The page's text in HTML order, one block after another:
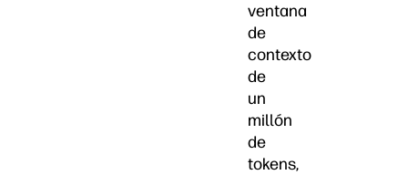
ventana
de
contexto
de
un
millón
de
tokens,